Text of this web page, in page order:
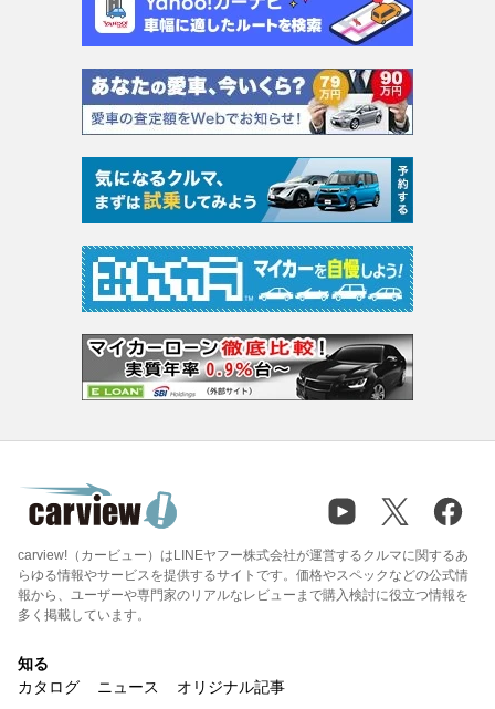
carview!（カービュー）はLINEヤフー株式会社が運営するクルマに関するあ
らゆる情報やサービスを提供するサイトです。価格やスペックなどの公式情
報から、ユーザーや専門家のリアルなレビューまで購入検討に役立つ情報を
多く掲載しています。
知る
カタログ
ニュース オリジナル記事